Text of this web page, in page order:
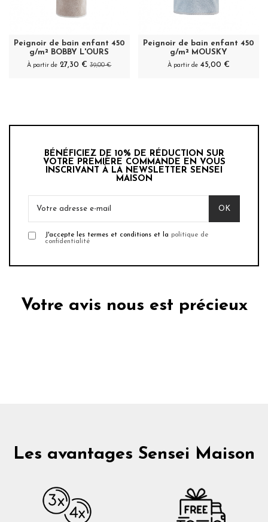
Peignoir de bain enfant 450
g/m² BOBBY L'OURS
À partir de 27,30 € 39,00 €
Peignoir de bain enfant 450
g/m² MOUSKY
À partir de45,00 €
BÉNÉFICIEZ DE 10% DE RÉDUCTION SUR
VOTRE PREMIÈRE COMMANDE EN VOUS
INSCRIVANT À LA NEWSLETTER SENSEI
MAISON
J'accepte les termes et conditions et la politique de
confidentialité
Votre avis nous est précieux
Les avantages Sensei Maison